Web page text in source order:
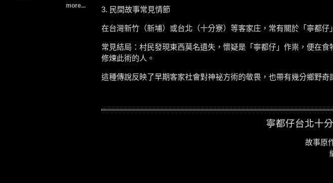
more...
3. 民間故事常見情節
在台灣新竹（新埔）或台北（十分寮）等客家庄，常有關於「寧都仔
常見結局：村民發現東西莫名遺失，懷疑是「寧都仔」作祟，便在
修煉此術的人。
這種傳說反映了早期客家社會對神祕方術的敬畏，也帶有幾分鄉野奇
寧都仔台北十
故事原